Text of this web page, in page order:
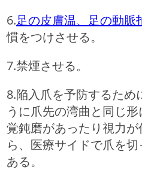
6.足の皮膚温、足の動脈
慣をつけさせる。
7.禁煙させる。
8.陥入爪を予防するため
うに爪先の湾曲と同じ
覚鈍磨があったり視力
ら、医療サイドで爪を
ある。